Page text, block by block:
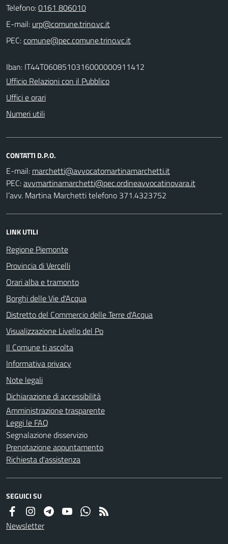
Telefono:0161 806010
E-mail:
PEC:
Iban: IT44T0608510316000000911412
Ufficio Relazioni con il Pubblico
Uffici e orari
Numeri utili
CONTATTI D.P.O.
E-mail:
PEC:
l’avv. Martina Marchetti telefono 371.4323752
LINK UTILI
Regione Piemonte
Provincia di Vercelli
Orari alba e tramonto
Borghi delle Vie d'Acqua
Distretto del Commercio delle Terre d'Acqua
Visualizzazione Livello del Po
Il Comune ti ascolta
Informativa privacy
Note legali
Dichiarazione di accessibilità
Amministrazione trasparente
Leggi le FAQ
Segnalazione disservizio
Prenotazione appuntamento
Richiesta d'assistenza
SEGUICI SU
Newsletter